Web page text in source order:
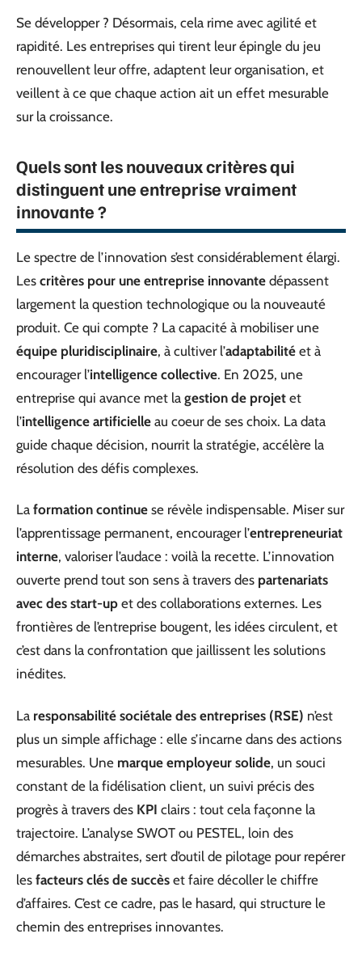
Se développer ? Désormais, cela rime avec agilité et
rapidité. Les entreprises qui tirent leur épingle du jeu
renouvellent leur offre, adaptent leur organisation, et
veillent à ce que chaque action ait un effet mesurable
sur la croissance.
Quels sont les nouveaux critères qui
distinguent une entreprise vraiment
innovante ?
Le spectre de l’innovation s’est considérablement élargi.
Les critères pour une entreprise innovante dépassent
largement la question technologique ou la nouveauté
produit. Ce qui compte ? La capacité à mobiliser une
équipe pluridisciplinaire, à cultiver l’adaptabilité et à
encourager l’intelligence collective. En 2025, une
entreprise qui avance met la gestion de projet et
l’intelligence artificielle au coeur de ses choix. La data
guide chaque décision, nourrit la stratégie, accélère la
résolution des défis complexes.
La formation continue se révèle indispensable. Miser sur
l’apprentissage permanent, encourager l’entrepreneuriat
interne, valoriser l’audace : voilà la recette. L’innovation
ouverte prend tout son sens à travers des partenariats
avec des start-up et des collaborations externes. Les
frontières de l’entreprise bougent, les idées circulent, et
c’est dans la confrontation que jaillissent les solutions
inédites.
La responsabilité sociétale des entreprises (RSE) n’est
plus un simple affichage : elle s’incarne dans des actions
mesurables. Une marque employeur solide, un souci
constant de la fidélisation client, un suivi précis des
progrès à travers des KPI clairs : tout cela façonne la
trajectoire. L’analyse SWOT ou PESTEL, loin des
démarches abstraites, sert d’outil de pilotage pour repérer
les facteurs clés de succès et faire décoller le chiffre
d’affaires. C’est ce cadre, pas le hasard, qui structure le
chemin des entreprises innovantes.